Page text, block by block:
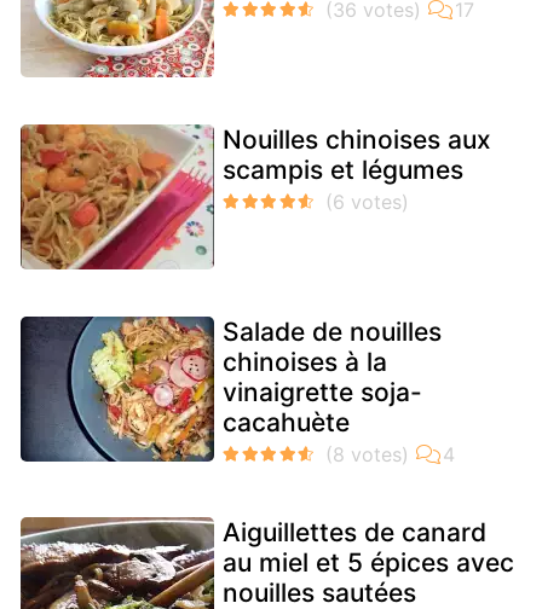
Nouilles chinoises aux
scampis et légumes
Salade de nouilles
chinoises à la
vinaigrette soja-
cacahuète
Aiguillettes de canard
au miel et 5 épices avec
nouilles sautées